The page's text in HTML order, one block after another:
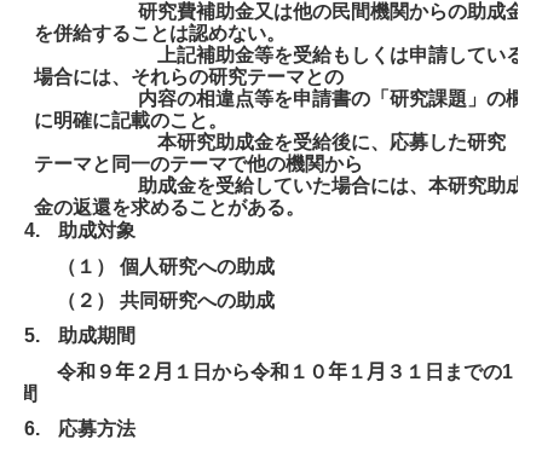
チェック＆チェック〈Part53〉
チェック＆チェック〈Part52〉
チェック＆チェック〈Part51〉
チェック＆チェック〈Part50〉
チェック＆チェック〈Part48〉
研究助成事業 一般研究助成
研究費補助金又は他の民間機関からの助成金
を併給することは認めない。
上記補助金等を受給もしくは申請している
場合には、それらの研究テーマとの
内容の相違点等を申請書の「研究課題」の欄
に明確に記載のこと。
本研究助成金を受給後に、応募した研究
テーマと同一のテーマで他の機関から
助成金を受給していた場合には、本研究助成
金の返還を求めることがある。
4.
助成対象
（１） 個人研究への助成
（２） 共同研究への助成
5.
助成期間
令和９年 ２ 月 １日から令和１０年 １ 月 ３１日までの1
年間
6.
応募方法